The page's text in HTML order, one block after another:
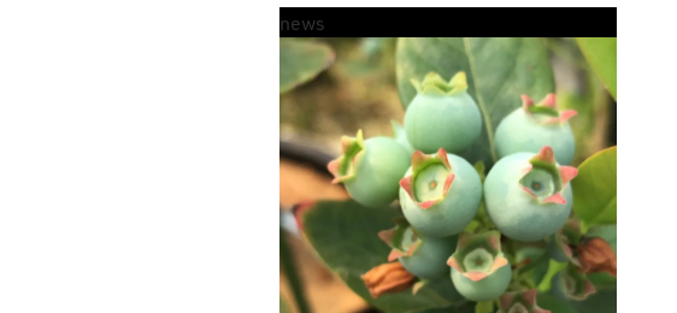
news